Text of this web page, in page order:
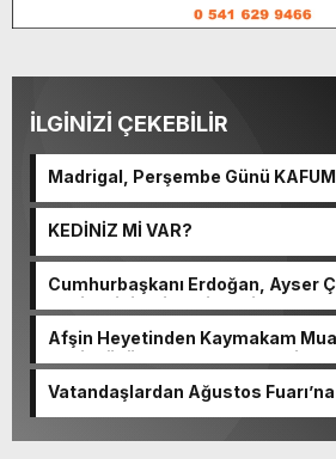
İLGİNİZİ ÇEKEBİLİR
Madrigal, Perşembe Günü
KEDİNİZ Mİ VAR?
Cumhurbaşkanı Erdoğan, Ayser
Şehitlerinin Aileleriyle Bir Araya
Afşin Heyetinden Kaymakam
Beşikdüzü’nde hayırlı olsun
Vatandaşlardan Ağustos